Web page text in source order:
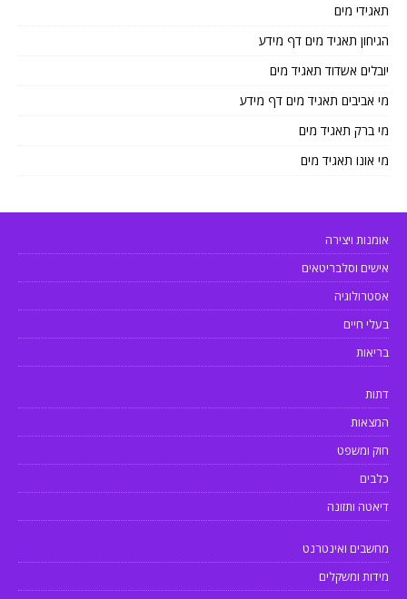
תאגידי מים
הגיחון תאגיד מים דף מידע
יובלים אשדוד תאגיד מים
מי אביבים תאגיד מים דף מידע
מי ברק תאגיד מים
מי אונו תאגיד מים
אומנות ויצירה
אישים וסלבריטאים
אסטרולוגיה
בעלי חיים
בריאות
דתות
המצאות
חוק ומשפט
כלבים
דיאטה ותזונה
מחשבים ואינטרנט
מידות ומשקלים